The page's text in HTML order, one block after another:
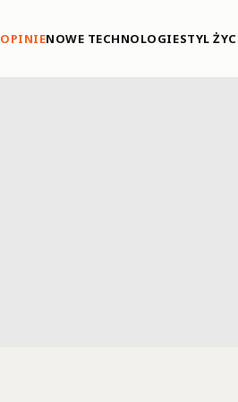
OPINIENOWE TECHNOLOGIESTYL